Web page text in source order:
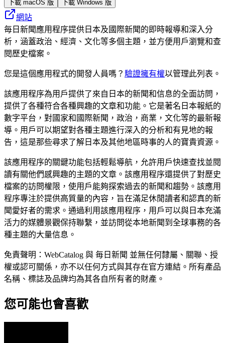
下載 macOS 版 下載 Windows 版
網站
毎日新聞應用程序提供日本及國際新聞的即時報導和深入分
析，涵蓋政治、經濟、文化等多個主題，並方便用戶瀏覽和查
閱歷史檔案。
您是這個應用程式的開發人員嗎？ 驗證擁有權以管理此列表。
該應用程序為用戶提供了來自日本的新聞和信息的全面訪問，
提供了各種符合各種興趣的文章和功能。它是著名日本報紙的
數字平台，對國家和國際新聞，政治，商業，文化等的最新報
導。用戶可以期望對各種主題進行深入的分析和有見地的報
告，這是那些尋求了解日本及其他地區時事的人的寶貴資源。
該應用程序的關鍵功能包括輕鬆導航，允許用戶快速查找並閱
讀有關他們感興趣的主題的文章。該應用程序還提供了對歷史
檔案的訪問權限，使用戶能夠探索過去的新聞和趨勢。該應用
程序專注於提供高質量的內容，旨在滿足休閒讀者和認真的新
聞愛好者的需求。通過利用該應用程序，用戶可以與日本充滿
活力的媒體景觀保持聯繫，並訪問從本地新聞到全球事務的各
種主題的大量信息。
免責聲明：WebCatalog 與 毎日新聞 並無任何隸屬、關聯、授
權或認可關係，亦不以任何方式與其存在官方連結。所有產品
名稱、標誌及品牌均為其各自所有者的財產。
您可能也會喜歡